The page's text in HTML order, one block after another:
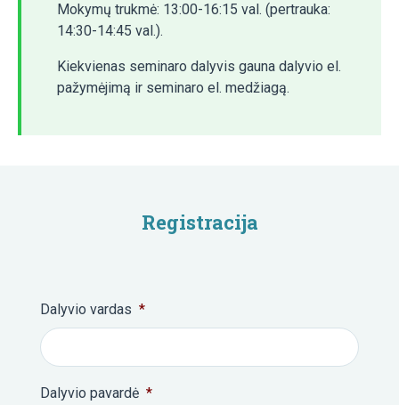
Mokymų trukmė: 13:00-16:15 val. (pertrauka:
14:30-14:45 val.).
Kiekvienas seminaro dalyvis gauna dalyvio el.
pažymėjimą ir seminaro el. medžiagą.
Registracija
Dalyvio vardas *
Dalyvio pavardė *